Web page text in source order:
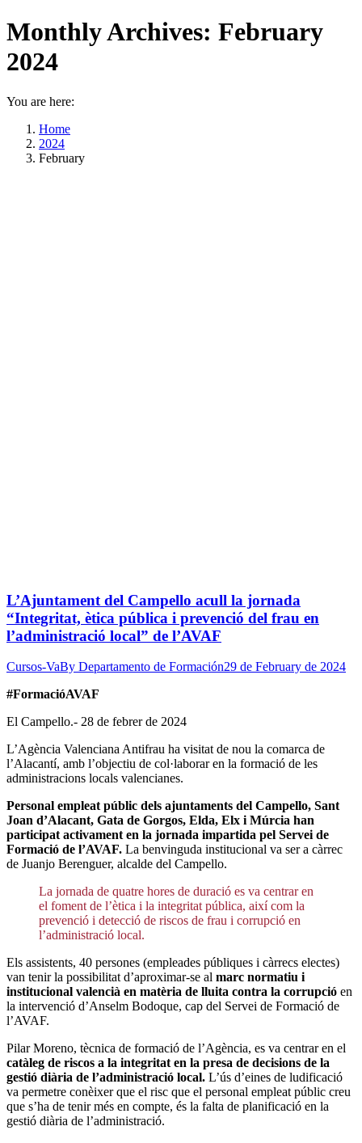
Monthly Archives: February
2024
You are here:
Home
2024
February
L’Ajuntament del Campello acull la jornada
“Integritat, ètica pública i prevenció del frau en
l’administració local” de l’AVAF
Cursos-VaBy Departamento de Formación29 de February de 2024
#FormacióAVAF
El Campello.- 28 de febrer de 2024
L’Agència Valenciana Antifrau ha visitat de nou la comarca de
l’Alacantí, amb l’objectiu de col·laborar en la formació de les
administracions locals valencianes.
Personal empleat públic dels ajuntaments del Campello, Sant
Joan d’Alacant, Gata de Gorgos, Elda, Elx i Múrcia han
participat activament en la jornada impartida pel Servei de
Formació de l’AVAF. La benvinguda institucional va ser a càrrec
de Juanjo Berenguer, alcalde del Campello.
La jornada de quatre hores de duració es va centrar en
el foment de l’ètica i la integritat pública, així com la
prevenció i detecció de riscos de frau i corrupció en
l’administració local.
Els assistents, 40 persones (empleades públiques i càrrecs electes)
van tenir la possibilitat d’aproximar-se al marc normatiu i
institucional valencià en matèria de lluita contra la corrupció en
la intervenció d’Anselm Bodoque, cap del Servei de Formació de
l’AVAF.
Pilar Moreno, tècnica de formació de l’Agència, es va centrar en el
catàleg de riscos a la integritat en la presa de decisions de la
gestió diària de l’administració local. L’ús d’eines de ludificació
va permetre conèixer que el risc que el personal empleat públic creu
que s’ha de tenir més en compte, és la falta de planificació en la
gestió diària de l’administració.